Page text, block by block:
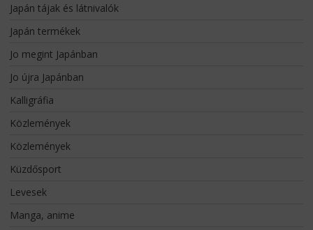
Japán tájak és látnivalók
Japán termékek
Jo megint Japánban
Jo újra Japánban
Kalligráfia
Közlemények
Közlemények
Küzdősport
Levesek
Manga, anime